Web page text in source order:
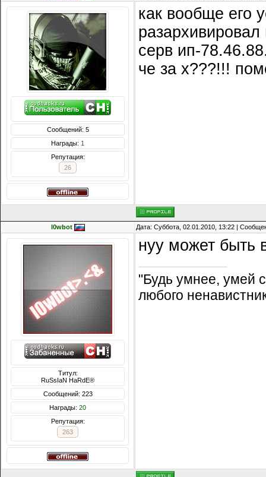
Сообщений: 5
Награды: 1
Репутация:
26
как вообще его
серв ип-
че за х???!!!
l0wbot Дата: Суббота, 02.01.2010, 13:22 |
Титул:
RuSsIaN HaRdE®
Сообщений: 223
Награды: 20
Репутация:
263
нуу может быть
"Будь умнее, умей
любого